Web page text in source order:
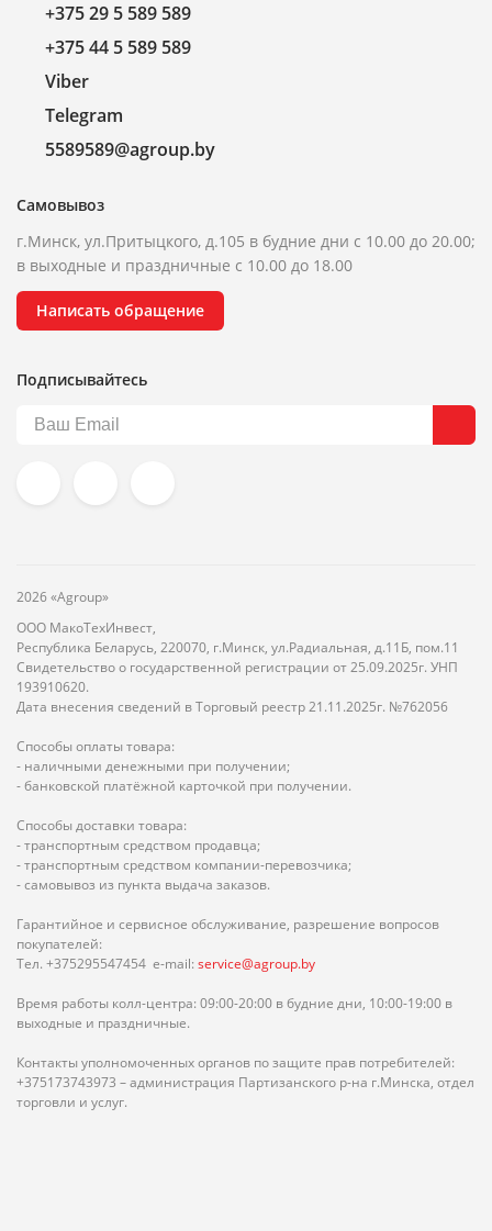
+375 29 5 589 589
+375 44 5 589 589
Viber
Telegram
5589589@agroup.by
Самовывоз
г.Минск, ул.Притыцкого, д.105 в будние дни с 10.00 до 20.00;
в выходные и праздничные с 10.00 до 18.00
Написать обращение
Подписывайтесь
2026 «Agroup»
ООО МакоТехИнвест,
Республика Беларусь, 220070, г.Минск, ул.Радиальная, д.11Б, пом.11
Свидетельство о государственной регистрации от 25.09.2025г. УНП
193910620.
Дата внесения сведений в Торговый реестр 21.11.2025г. №762056
Способы оплаты товара:
- наличными денежными при получении;
- банковской платёжной карточкой при получении.
Способы доставки товара:
- транспортным средством продавца;
- транспортным средством компании-перевозчика;
- самовывоз из пункта выдача заказов.
Гарантийное и сервисное обслуживание, разрешение вопросов
покупателей:
Тел. +375295547454 e-mail: service@agroup.by
Время работы колл-центра: 09:00-20:00 в будние дни, 10:00-19:00 в
выходные и праздничные.
Контакты уполномоченных органов по защите прав потребителей:
+375173743973 – администрация Партизанского р-на г.Минска, отдел
торговли и услуг.